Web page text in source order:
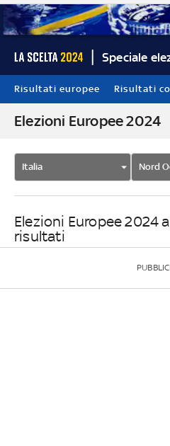
Speciale
Risultati europee Risultati
Elezioni Europee 2024
Italia Nord
Elezioni Europee 2024 a
risultati